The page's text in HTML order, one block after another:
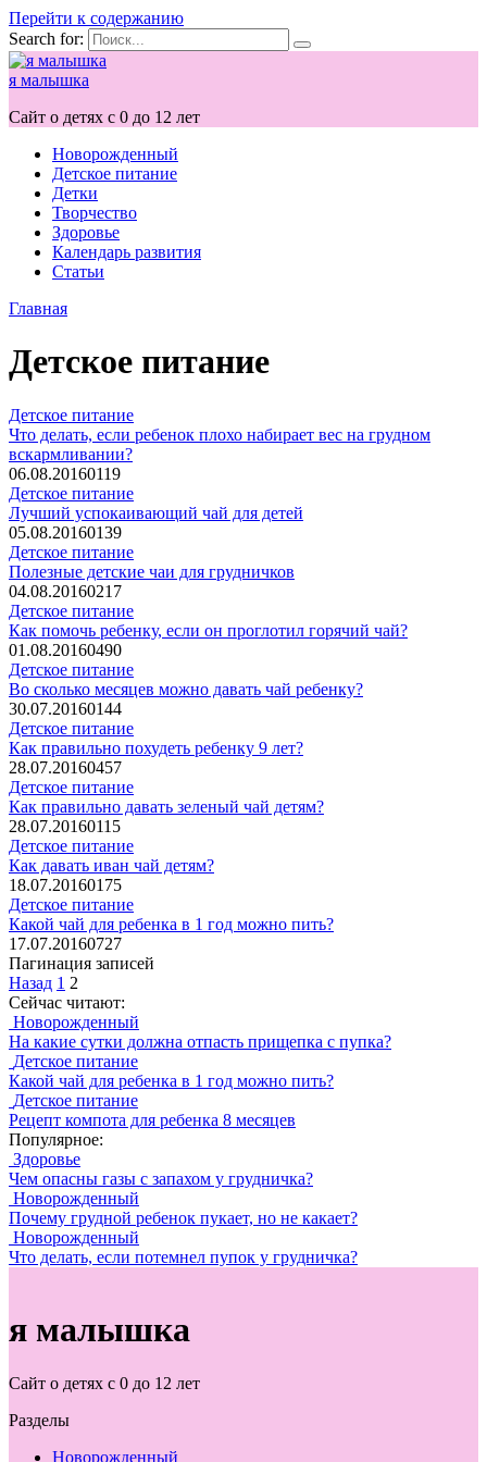
Перейти к содержанию
Search for:
я малышка
Сайт о детях с 0 до 12 лет
Новорожденный
Детское питание
Детки
Творчество
Здоровье
Календарь развития
Статьи
Главная
Детское питание
Детское питание
Что делать, если ребенок плохо набирает вес на грудном
вскармливании?
06.08.20160119
Детское питание
Лучший успокаивающий чай для детей
05.08.20160139
Детское питание
Полезные детские чаи для грудничков
04.08.20160217
Детское питание
Как помочь ребенку, если он проглотил горячий чай?
01.08.20160490
Детское питание
Во сколько месяцев можно давать чай ребенку?
30.07.20160144
Детское питание
Как правильно похудеть ребенку 9 лет?
28.07.20160457
Детское питание
Как правильно давать зеленый чай детям?
28.07.20160115
Детское питание
Как давать иван чай детям?
18.07.20160175
Детское питание
Какой чай для ребенка в 1 год можно пить?
17.07.20160727
Пагинация записей
Назад 1 2
Сейчас читают:
Новорожденный
На какие сутки должна отпасть прищепка с пупка?
Детское питание
Какой чай для ребенка в 1 год можно пить?
Детское питание
Рецепт компота для ребенка 8 месяцев
Популярное:
Здоровье
Чем опасны газы с запахом у грудничка?
Новорожденный
Почему грудной ребенок пукает, но не какает?
Новорожденный
Что делать, если потемнел пупок у грудничка?
я малышка
Сайт о детях с 0 до 12 лет
Разделы
Новорожденный